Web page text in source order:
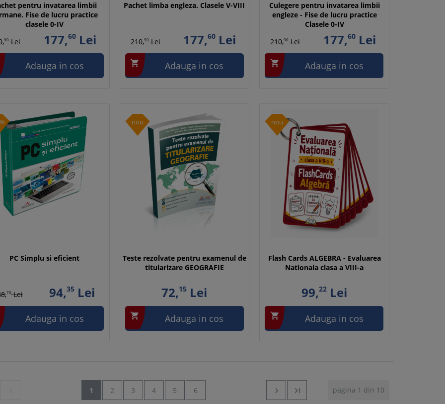
pentru invatarea limbii
Fise de lucru practice
clasele 0-IV
90Lei 177,60Lei
Adauga in cos
Pachet limba engleza. Clasele V-VIII
210,90Lei 177,60 Lei
 Adauga in cos
Culegere pentru invatarea limbii
engleze - Fise de lucru practice
Clasele 0-IV
210,90Lei 177,60Lei
 Adauga in cos
PC Simplu si eficient
70Lei 94,35 Lei
Adauga in cos
nou
Teste rezolvate pentru examenul de
titularizare GEOGRAFIE
72,15 Lei
 Adauga in cos
nou
Flash Cards ALGEBRA - Evaluarea
Nationala clasa a VIII-a
99,22Lei
 Adauga in cos
1 2 3 4 5 6 pagina 1 din 10

